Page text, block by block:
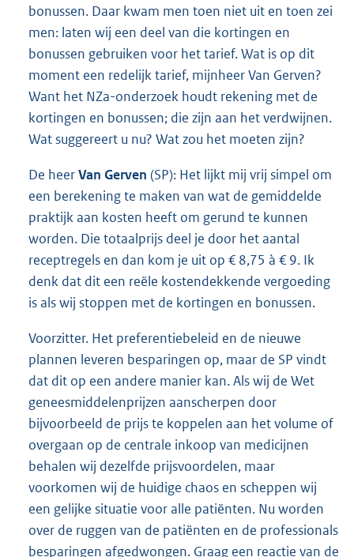
bonussen. Daar kwam men toen niet uit en toen zei
men: laten wij een deel van die kortingen en
bonussen gebruiken voor het tarief. Wat is op dit
moment een redelijk tarief, mijnheer Van Gerven?
Want het NZa-onderzoek houdt rekening met de
kortingen en bonussen; die zijn aan het verdwijnen.
Wat suggereert u nu? Wat zou het moeten zijn?
De heerVan Gerven (SP): Het lijkt mij vrij simpel om
een berekening te maken van wat de gemiddelde
praktijk aan kosten heeft om gerund te kunnen
worden. Die totaalprijs deel je door het aantal
receptregels en dan kom je uit op € 8,75 à € 9. Ik
denk dat dit een reële kostendekkende vergoeding
is als wij stoppen met de kortingen en bonussen.
Voorzitter. Het preferentiebeleid en de nieuwe
plannen leveren besparingen op, maar de SP vindt
dat dit op een andere manier kan. Als wij de Wet
geneesmiddelenprijzen aanscherpen door
bijvoorbeeld de prijs te koppelen aan het volume of
overgaan op de centrale inkoop van medicijnen
behalen wij dezelfde prijsvoordelen, maar
voorkomen wij de huidige chaos en scheppen wij
een gelijke situatie voor alle patiënten. Nu worden
over de ruggen van de patiënten en de professionals
besparingen afgedwongen. Graag een reactie van de